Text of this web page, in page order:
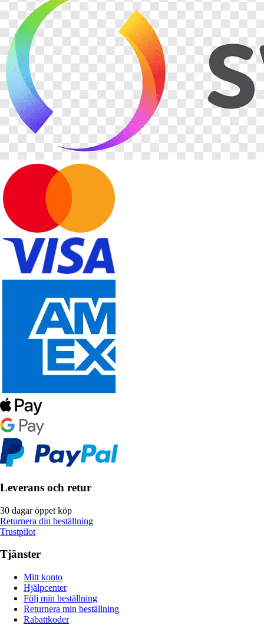
Leverans och retur
30 dagar öppet köp
Returnera din beställning
Trustpilot
Tjänster
Mitt konto
Hjälpcenter
Följ min beställning
Returnera min beställning
Rabattkoder